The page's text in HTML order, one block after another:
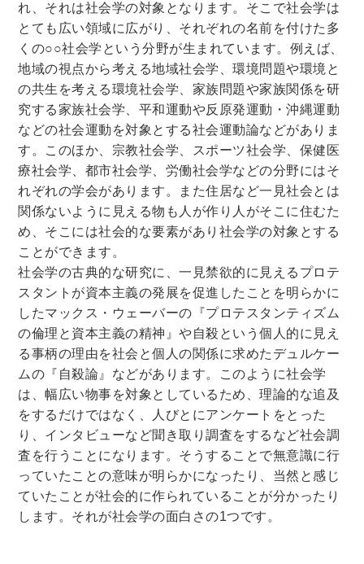
木版画・浮世絵
れ、それは社会学の対象となります。そこで社会学は
とても広い領域に広がり、それぞれの名前を付けた多
くの○○社会学という分野が生まれています。例えば、
地域の視点から考える地域社会学、環境問題や環境と
の共生を考える環境社会学、家族問題や家族関係を研
究する家族社会学、平和運動や反原発運動・沖縄運動
などの社会運動を対象とする社会運動論などがありま
す。このほか、宗教社会学、スポーツ社会学、保健医
療社会学、都市社会学、労働社会学などの分野にはそ
れぞれの学会があります。また住居など一見社会とは
関係ないように見える物も人が作り人がそこに住むた
め、そこには社会的な要素があり社会学の対象とする
ことができます。
社会学の古典的な研究に、一見禁欲的に見えるプロテ
スタントが資本主義の発展を促進したことを明らかに
したマックス・ウェーバーの『プロテスタンティズム
の倫理と資本主義の精神』や自殺という個人的に見え
る事柄の理由を社会と個人の関係に求めたデュルケー
ムの『自殺論』などがあります。このように社会学
は、幅広い物事を対象としているため、理論的な追及
をするだけではなく、人びとにアンケートをとった
り、インタビューなど聞き取り調査をするなど社会調
査を行うことになります。そうすることで無意識に行
っていたことの意味が明らかになったり、当然と感じ
ていたことが社会的に作られていることが分かったり
します。それが社会学の面白さの1つです。